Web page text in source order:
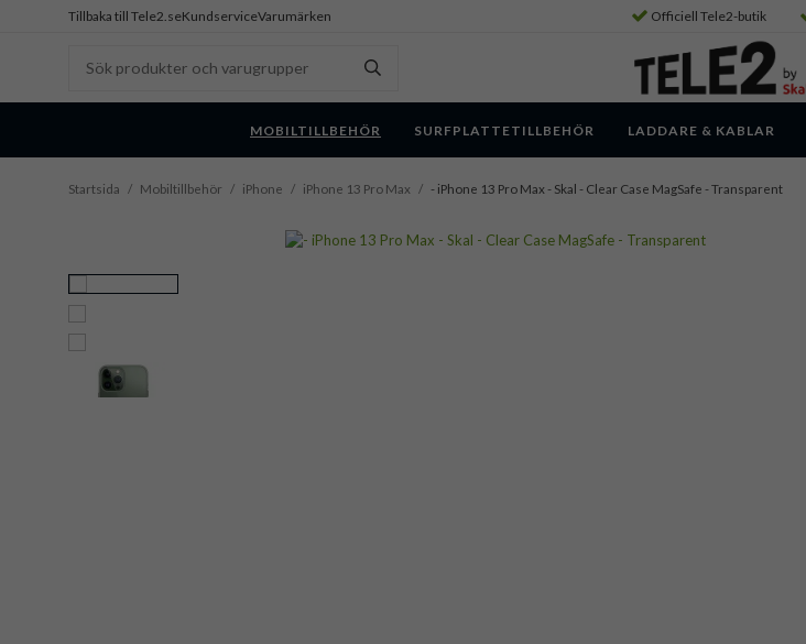
Tillbaka till Tele2.seKundserviceVarumärken Officiell Tele2-butik
MOBILTILLBEHÖR SURFPLATTETILLBEHÖR LADDARE & KABLAR
Startsida / Mobiltillbehör / iPhone / iPhone 13 Pro Max / - iPhone 13 Pro Max - Skal - Clear Case MagSafe - Transparent